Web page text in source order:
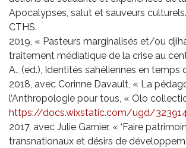
Apocalypses, salut et sauveurs
CTHS.
2019, « Pasteurs marginalisés et/ou
traitement médiatique de la crise au
A., (ed.), Identités sahéliennes en temps
2018, avec Corinne Davault, « La
l’Anthropologie pour tous, « Olo
https://docs.wixstatic.com/ugd/
2017, avec Julie Garnier, « ‘Faire
transnationaux et désirs de